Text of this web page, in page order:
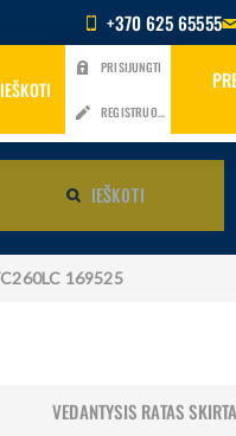
+370 625 65555
IEŠKOTI
PRISIJUNGTI
REGISTRUOTIS
IEŠKOTI
169525
VEDANTYSIS RATAS